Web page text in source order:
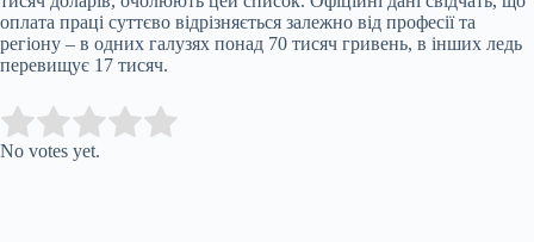
оплата праці суттєво відрізняється залежно від професії та
регіону – в одних галузях понад 70 тисяч гривень, в інших ледь
перевищує 17 тисяч.
Rate this item:
No votes yet.